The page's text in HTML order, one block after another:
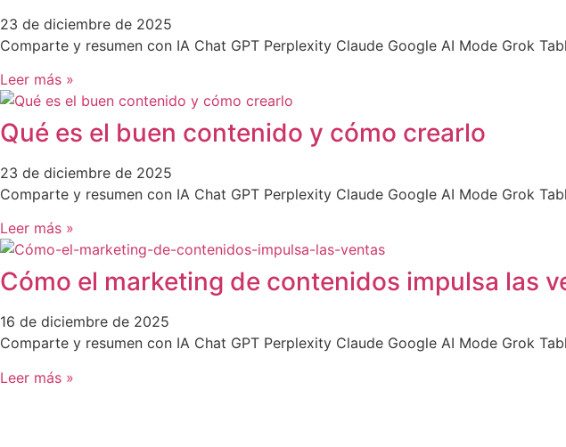
23 de diciembre de 2025
Comparte y resumen con IA Chat GPT Perplexity Claude Google AI Mode Grok
Leer más »
Qué es el buen contenido y cómo crearlo
23 de diciembre de 2025
Comparte y resumen con IA Chat GPT Perplexity Claude Google AI Mode Grok
Leer más »
Cómo el marketing de contenidos impulsa las
16 de diciembre de 2025
Comparte y resumen con IA Chat GPT Perplexity Claude Google AI Mode Grok
Leer más »